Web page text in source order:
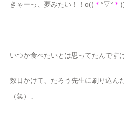
きゃーっ、夢みたい！！o(( ＊ °▽° ＊
いつか食べたいとは思ってたんですけ
数日かけて、たろう先生に刷り込ん
（笑）。